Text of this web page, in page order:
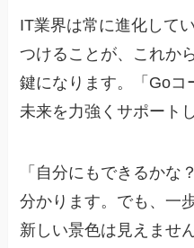
IT業界は常に進化して
つけることが、これか
鍵になります。「Goコ
未来を力強くサポート
「自分にもできるかな
分かります。でも、一
新しい景色は見えませ